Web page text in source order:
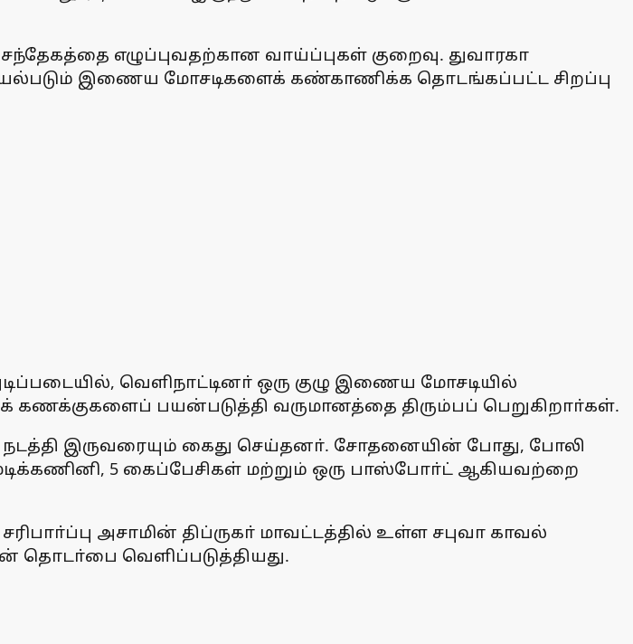
எழுப்புவதற்கான வாய்ப்புகள் குறைவு. துவாரகா
இணைய மோசடிகளைக் கண்காணிக்க தொடங்கப்பட்ட சிறப்பு
வெளிநாட்டினா் ஒரு குழு இணைய மோசடியில்
பயன்படுத்தி வருமானத்தை திரும்பப் பெறுகிறாா்கள்.
இருவரையும் கைது செய்தனா். சோதனையின் போது, போலி
5 கைப்பேசிகள் மற்றும் ஒரு பாஸ்போா்ட் ஆகியவற்றை
அசாமின் திப்ருகா் மாவட்டத்தில் உள்ள சபுவா காவல்
தொடா்பை வெளிப்படுத்தியது.